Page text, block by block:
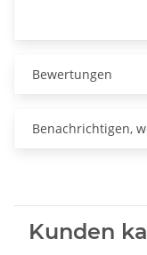
Bewertungen
Benachrichtigen,
Kunden